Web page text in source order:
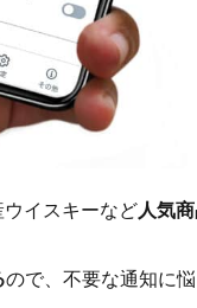
イスキーなど人気
ので、不要な通知に